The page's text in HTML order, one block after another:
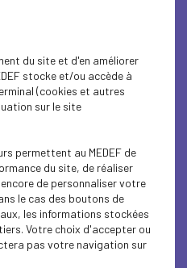
-
Durable
nombreux entrepreneurs
du site et d'en améliorer
stocke et/ou accède à
(cookies et autres
sur le site
permettent au MEDEF de
du site, de réaliser
de personnaliser votre
le cas des boutons de
les informations stockées
Votre choix d'accepter ou
pas votre navigation sur